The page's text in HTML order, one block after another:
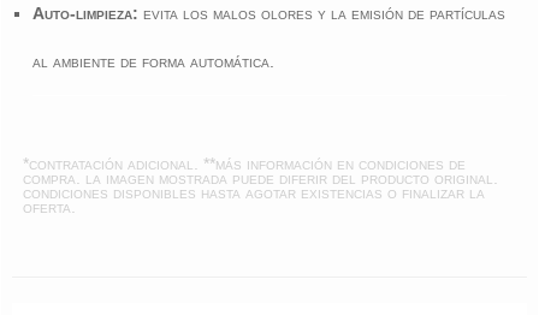
Auto-limpieza: evita los malos olores y la emisión de partículas
al ambiente de forma automática.
*contratación adicional. **más información en condiciones de
compra . la imagen mostrada puede diferir del producto original.
condiciones disponibles hasta agotar existencias o finalizar la
oferta.